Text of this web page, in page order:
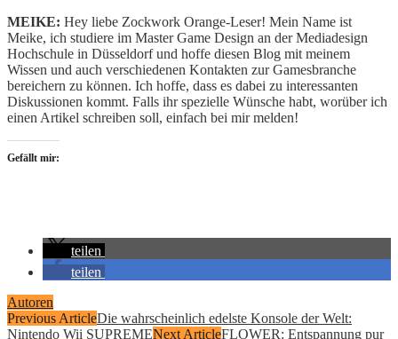
MEIKE: Hey liebe Zockwork Orange-Leser! Mein Name ist
Meike, ich studiere im Master Game Design an der Mediadesign
Hochschule in Düsseldorf und hoffe diesen Blog mit meinem
Wissen und auch verschiedenen Kontakten zur Gamesbranche
bereichern zu können. Ich hoffe, dass es dabei zu interessanten
Diskussionen kommt. Falls ihr spezielle Wünsche habt, worüber ich
einen Artikel schreiben soll, einfach bei mir melden!
Gefällt mir:
teilen
teilen
Autoren
Previous ArticleDie wahrscheinlich edelste Konsole der Welt:
Nintendo Wii SUPREMENext ArticleFLOWER: Entspannung pur